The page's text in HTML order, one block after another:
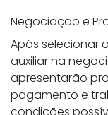
Negociação e
Após selecionar
auxiliar na
apresentarão
pagamento e